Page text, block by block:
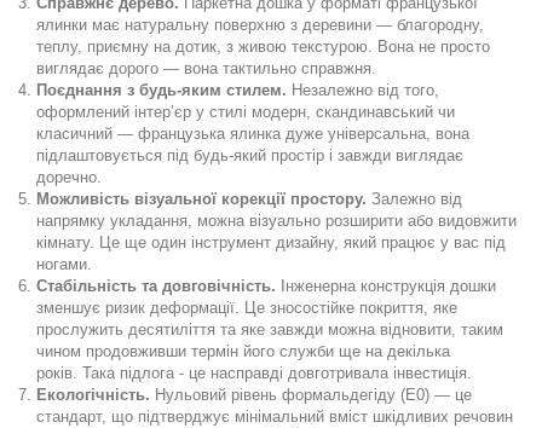
ялинки має натуральну поверхню з деревини — благородну,
теплу, приємну на дотик, з живою текстурою. Вона не просто
виглядає дорого — вона тактильно справжня.
Поєднання з будь-яким стилем. Незалежно від того,
оформлений інтер’єр у стилі модерн, скандинавський чи
класичний — французька ялинка дуже універсальна, вона
підлаштовується під будь-який простір і завжди виглядає
доречно.
Можливість візуальної корекції простору. Залежно від
напрямку укладання, можна візуально розширити або видовжити
кімнату. Це ще один інструмент дизайну, який працює у вас під
ногами.
Стабільність та довговічність.
Інженерна конструкція дошки
зменшує ризик деформації. Це зносостійке покриття, яке
прослужить десятиліття та яке завжди можна відновити, таким
чином продовживши термін його служби ще на декілька
років. Така підлога - це насправді довготривала інвестиція.
Екологічність. Нульовий рівень формальдегіду (E0) — це
стандарт, що підтверджує мінімальний вміст шкідливих речовин